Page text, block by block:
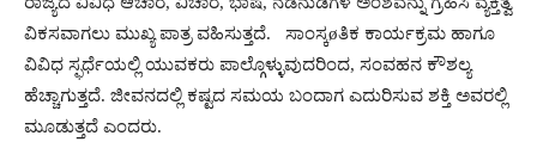
ವಿಕಸವಾಗಲು ಮುಖ್ಯ ಪಾತ್ರ ವಹಿಸುತ್ತದೆ. ಸಾಂಸ್ಕøತಿಕ ಕಾರ್ಯಕ್ರಮ ಹಾಗೂ
ವಿವಿಧ ಸ್ಫರ್ಧೆಯಲ್ಲಿ ಯುವಕರು ಪಾಲ್ಗೊಳ್ಳುವುದರಿಂದ, ಸಂವಹನ ಕೌಶಲ್ಯ
ಹೆಚ್ಚಾಗುತ್ತದೆ. ಜೀವನದಲ್ಲಿ ಕಷ್ಟದ ಸಮಯ ಬಂದಾಗ ಎದುರಿಸುವ ಶಕ್ತಿ ಅವರಲ್ಲಿ
ಮೂಡುತ್ತದೆ ಎಂದರು.